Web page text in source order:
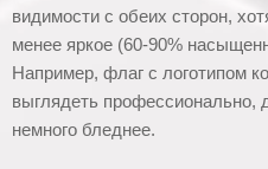
видимости с обеих сторон,
менее яркое (60-90%
Например, флаг с логотипом
выглядеть профессионально,
немного бледнее.